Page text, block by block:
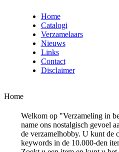
Home
Catalogi
Verzamelaars
Nieuws
Links
Contact
Disclaimer
Home
Welkom op "Verzameling in
name ons nostalgisch gevoel
de verzamelhobby. U kunt de
keywords in de 10.000-den